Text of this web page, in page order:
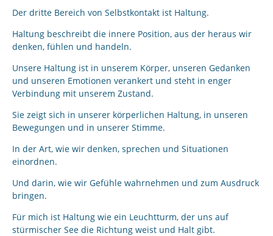
Der dritte Bereich von Selbstkontakt ist Haltung.
Haltung beschreibt die innere Position, aus der heraus wir
denken, fühlen und handeln.
Unsere Haltung ist in unserem Körper, unseren Gedanken
und unseren Emotionen verankert und steht in enger
Verbindung mit unserem Zustand.
Sie zeigt sich in unserer körperlichen Haltung, in unseren
Bewegungen und in unserer Stimme.
In der Art, wie wir denken, sprechen und Situationen
einordnen.
Und darin, wie wir Gefühle wahrnehmen und zum Ausdruck
bringen.
Für mich ist Haltung wie ein Leuchtturm, der uns auf
stürmischer See die Richtung weist und Halt gibt.